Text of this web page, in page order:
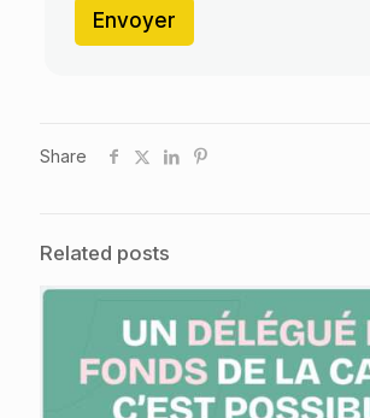
Envoyer
Share
Related posts